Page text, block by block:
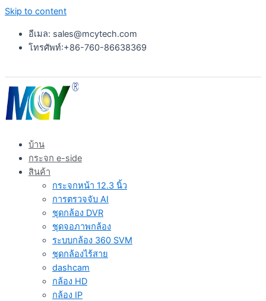
Skip to content
อีเมล: sales@mcytech.com
โทรศัพท์:+86-760-86638369
บ้าน
กระจก e-side
สินค้า
กระจกหน้า 12.3 นิ้ว
การตรวจจับ AI
ชุดกล้อง DVR
ชุดจอภาพกล้อง
ระบบกล้อง 360 SVM
ชุดกล้องไร้สาย
dashcam
กล้อง HD
กล้อง IP